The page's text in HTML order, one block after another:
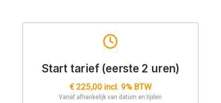
Start tarief (eerste 2 uren)
€ 225,00 incl. 9% BTW
Vanaf afhankelijk van datum en tijden